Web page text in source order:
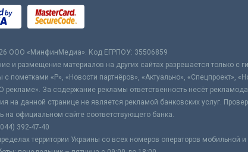
ООО «МинфинМедиа». Код ЕГРПОУ: 35506859
и размещение материалов на других сайтах разрешается только с
с пометками «Р», «Новости партнёров», «Актуально», «Спецпроект»,
рекламе». За содержание рекламы ответственность несёт
на данной странице не является рекламой банковских услуг.
на официальном сайте соответствующего банка.
392-47-40
территории Украины со всех номеров операторов мобильной